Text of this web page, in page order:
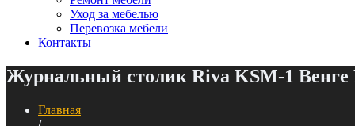
Уход за мебелью
Перевозка мебели
Контакты
Журнальный столик Riva KSM-1 Венге
Главная